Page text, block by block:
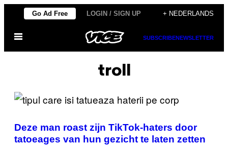
de
Go Ad Free LOGIN / SIGN UP + NEDERLANDS
Open
SUBSCRIBENEWSLETTER
troll
Deze man roast zijn TikTok-haters door
tatoeages van hun gezicht te laten zetten